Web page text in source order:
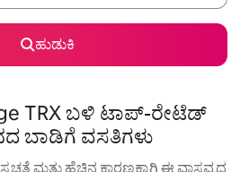
ಹುಡುಕಿ
TRX ಬಳಿ ಟಾಪ್-ರೇಟೆಡ್
ಬಾಡಿಗೆ ವಸತಿಗಳು
ಮತ್ತು ಹೆಚ್ಚಿನ ಕಾರಣಕ್ಕಾಗಿ ಈ ವಾಸ್ತವ್ಯದ